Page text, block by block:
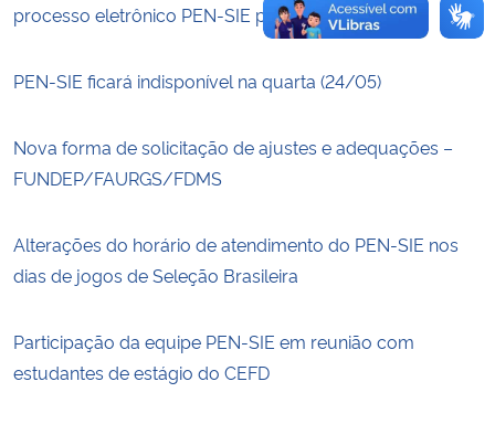
Gabinete de Segurança Institucional
Planalto
processo eletrônico PEN-SIE para servidores
PEN-SIE ficará indisponível na quarta (24/05)
Nova forma de solicitação de ajustes e adequações –
FUNDEP/FAURGS/FDMS
Alterações do horário de atendimento do PEN-SIE nos
dias de jogos de Seleção Brasileira
Participação da equipe PEN-SIE em reunião com
estudantes de estágio do CEFD